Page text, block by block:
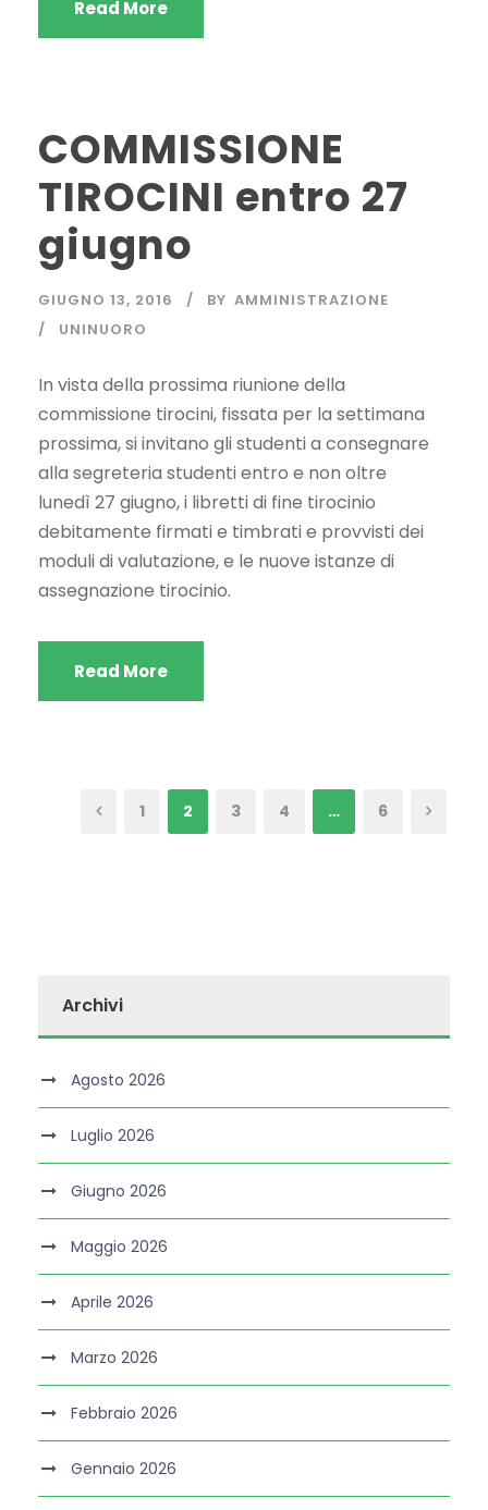
Read More
COMMISSIONE
TIROCINI entro 27
giugno
GIUGNO 13, 2016 BY AMMINISTRAZIONE
UNINUORO
In vista della prossima riunione della
commissione tirocini, fissata per la settimana
prossima, si invitano gli studenti a consegnare
alla segreteria studenti entro e non oltre
lunedì 27 giugno, i libretti di fine tirocinio
debitamente firmati e timbrati e provvisti dei
moduli di valutazione, e le nuove istanze di
assegnazione tirocinio.
Read More
1 2 3 4 … 6
Archivi
Agosto 2026
Luglio 2026
Giugno 2026
Maggio 2026
Aprile 2026
Marzo 2026
Febbraio 2026
Gennaio 2026